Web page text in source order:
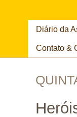
Diário da
Contato &